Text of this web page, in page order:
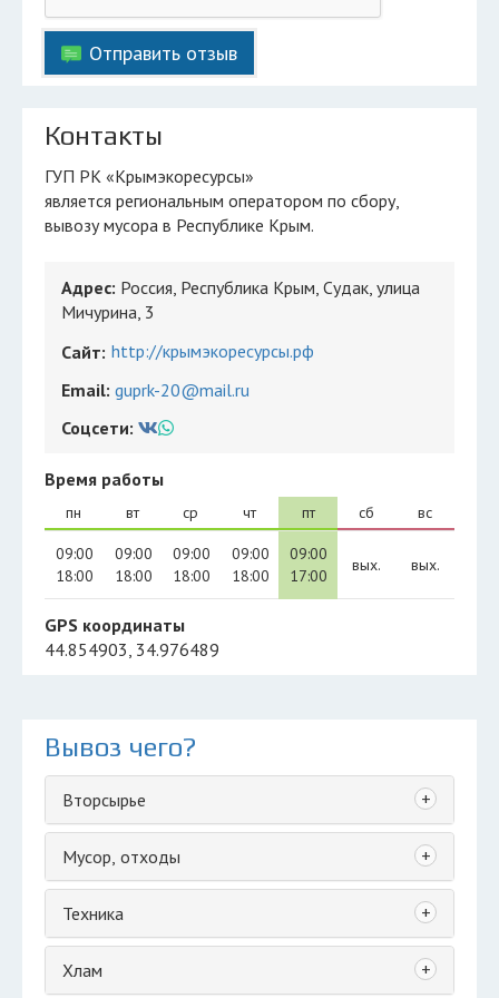
Отправить отзыв
Контакты
ГУП РК «Крымэкоресурсы»
является региональным оператором по сбору,
вывозу мусора в Республике Крым.
Адрес: Россия, Республика Крым, Судак, улица
Мичурина, 3
Сайт: http://крымэкоресурсы.рф
Email: guprk-20@mail.ru
Соцсети:
Время работы
пн
09:00
18:00
вт
09:00
18:00
ср
09:00
18:00
чт
09:00
18:00
пт
09:00
17:00
сб
вых.
вс
вых.
GPS координаты
44.854903, 34.976489
Вывоз чего?
Вторсырье +
Мусор, отходы +
Техника +
Хлам +